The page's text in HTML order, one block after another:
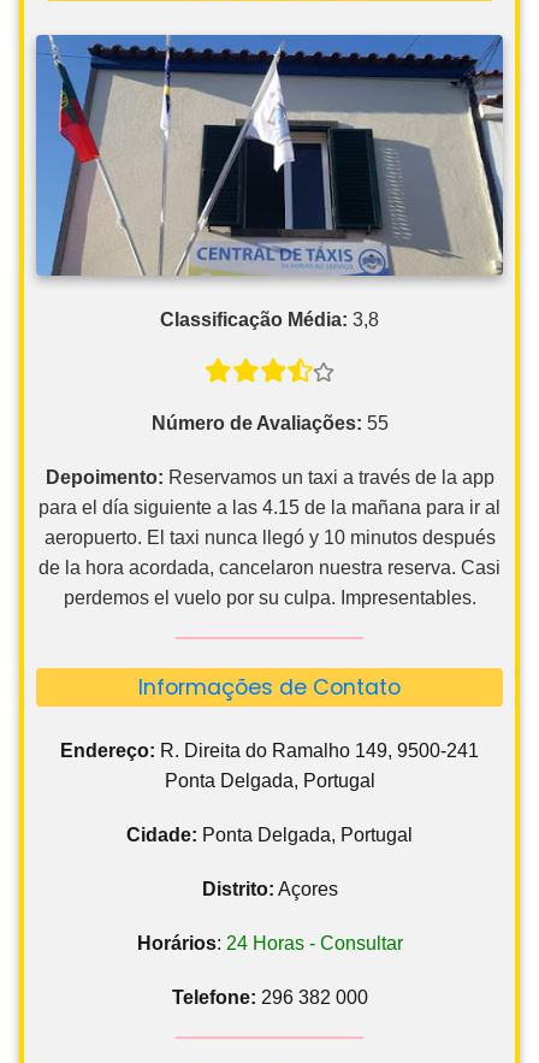
Classificação Média: 3,8
Número de Avaliações: 55
Depoimento: Reservamos un taxi a través de la app
para el día siguiente a las 4.15 de la mañana para ir al
aeropuerto. El taxi nunca llegó y 10 minutos después
de la hora acordada, cancelaron nuestra reserva. Casi
perdemos el vuelo por su culpa. Impresentables.
Informações de Contato
Endereço: R. Direita do Ramalho 149, 9500-241
Ponta Delgada, Portugal
Cidade: Ponta Delgada, Portugal
Distrito: Açores
Horários: 24 Horas - Consultar
Telefone: 296 382 000